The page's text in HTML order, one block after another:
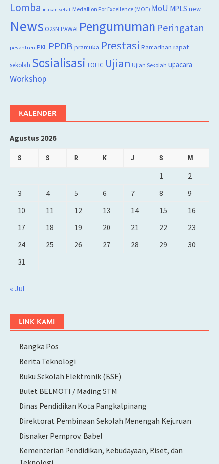
Lomba makan sehat Medallion For Excellence (MOE) MoU MPLS new
News O2SN PAWAI Pengumuman Peringatan
pesantren PKL PPDB pramuka Prestasi Ramadhan rapat
sekolah Sosialisasi TOEIC Ujian Ujian Sekolah upacara
Workshop
KALENDER
Agustus 2026
S S R K J S M
1
2
3
4 5 6 7 8
9
10
11 12 13 14 15
16
17
18 19 20 21 22
23
24
25 26 27 28 29
30
31
« Jul
LINK KAMI
Bangka Pos
Berita Teknologi
Buku Sekolah Elektronik (BSE)
Bulet BELMOTI / Mading STM
Dinas Pendidikan Kota Pangkalpinang
Direktorat Pembinaan Sekolah Menengah Kejuruan
Disnaker Pemprov. Babel
Kementerian Pendidikan, Kebudayaan, Riset, dan